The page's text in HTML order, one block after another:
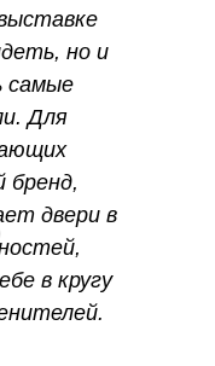
но и
самые
Для
бренд,
двери в
в кругу